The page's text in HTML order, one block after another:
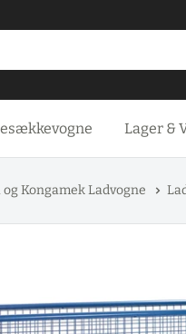
Lager &
og Kongamek Ladvogne